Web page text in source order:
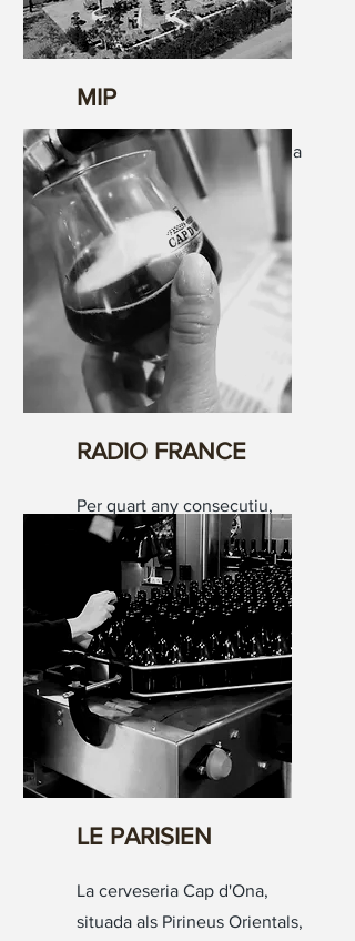
MIP
La cervesa morena campiona
del món que desferma
passions.
RADIO FRANCE
Per quart any consecutiu,
aquesta braseria artesana
francesa guanya el millor
premi.
LE PARISIEN
La cerveseria Cap d'Ona,
situada als Pirineus Orientals,